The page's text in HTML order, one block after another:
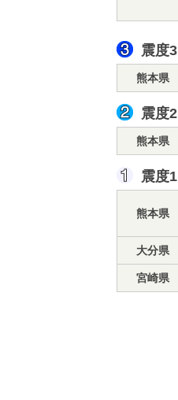
震度3
熊本県
震度2
熊本県
震度1
熊本県
大分県
宮崎県